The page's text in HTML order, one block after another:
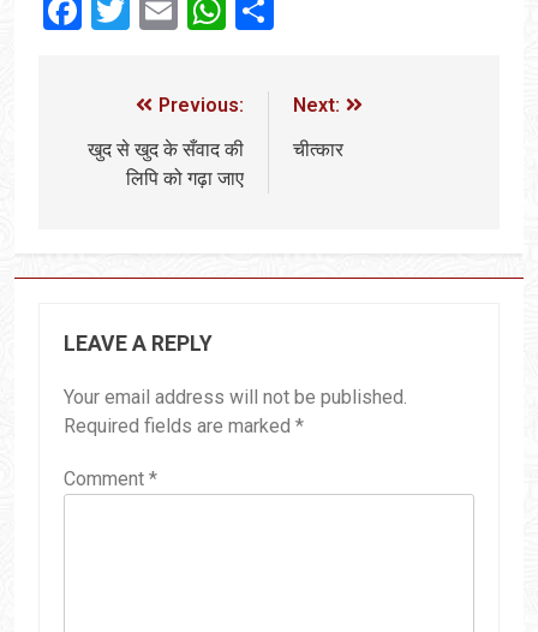
Facebook
Twitter
EmailWhatsApp
Previous:
खुद से खुद के सँवाद की
लिपि को गढ़ा जाए
Next:
चीत्कार
LEAVE A REPLY
Your email address will not be published.
Required fields are marked *
Comment *